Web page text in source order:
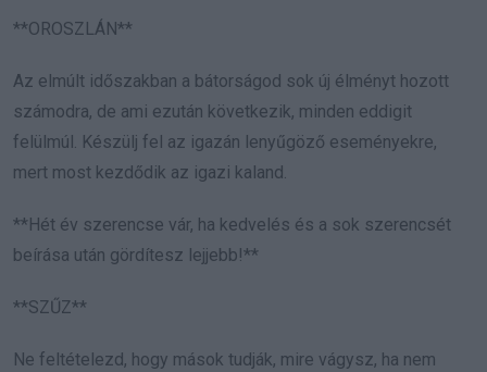
**OROSZLÁN**
Az elmúlt időszakban a bátorságod sok új élményt hozott
számodra, de ami ezután következik, minden eddigit
felülmúl. Készülj fel az igazán lenyűgöző eseményekre,
mert most kezdődik az igazi kaland.
**Hét év szerencse vár, ha kedvelés és a sok szerencsét
beírása után gördítesz lejjebb!**
**SZŰZ**
Ne feltételezd, hogy mások tudják, mire vágysz, ha nem